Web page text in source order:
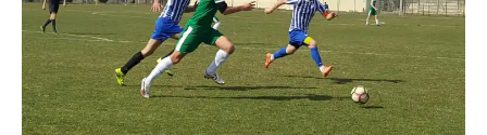
Pearcu
6-
1,
6-
1